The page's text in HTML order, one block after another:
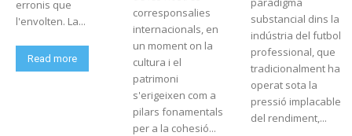
erronis que
l'envolten. La...
Read more
corresponsalies
internacionals, en
un moment on la
cultura i el
patrimoni
s'erigeixen com a
pilars fonamentals
per a la cohesió...
substancial dins la
indústria del futbol
professional, que
tradicionalment ha
operat sota la
pressió implacable
del rendiment,...